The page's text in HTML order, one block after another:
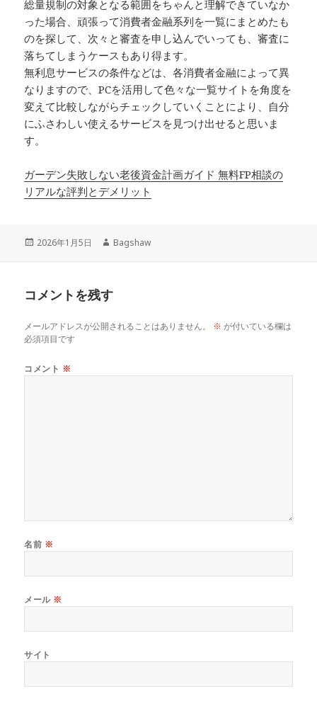
総量規制の対象となる範囲をちゃんと理解できていなか
った場合、頑張って消費者金融系列を一覧にまとめたも
のを探して、次々と審査を申し込んでいっても、審査に
落ちてしまうケースもあり得ます。
無利息サービスの条件などは、各消費者金融によって異
なりますので、PCを活用して色々な一覧サイトを角度を
変えて比較しながらチェックしていくことにより、自分
にふさわしい使えるサービスを見つけ出せると思いま
す。
ガーデン失敗しない老後資金計画ガイド 無料FP相談の
リアルな評判とデメリット
投
2026年1月5日
作
Bagshaw
コメントを残す
メールアドレスが公開されることはありません。 ※ が付いている欄は
必須項目です
コメント ※
名前 ※
メール ※
サイト